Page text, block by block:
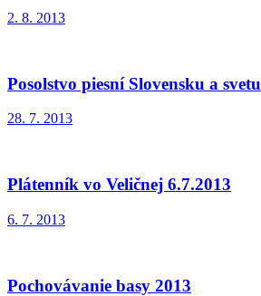
2. 8. 2013
Posolstvo piesní Slovensku a svetu
28. 7. 2013
Plátenník vo Veličnej 6.7.2013
6. 7. 2013
Pochovávanie basy 2013